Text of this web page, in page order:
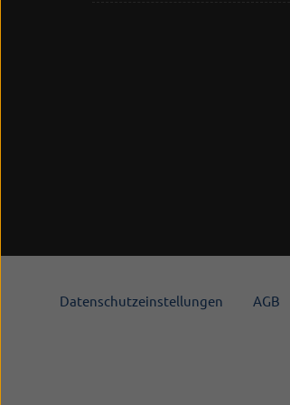
Datenschutzeinstellungen AGB